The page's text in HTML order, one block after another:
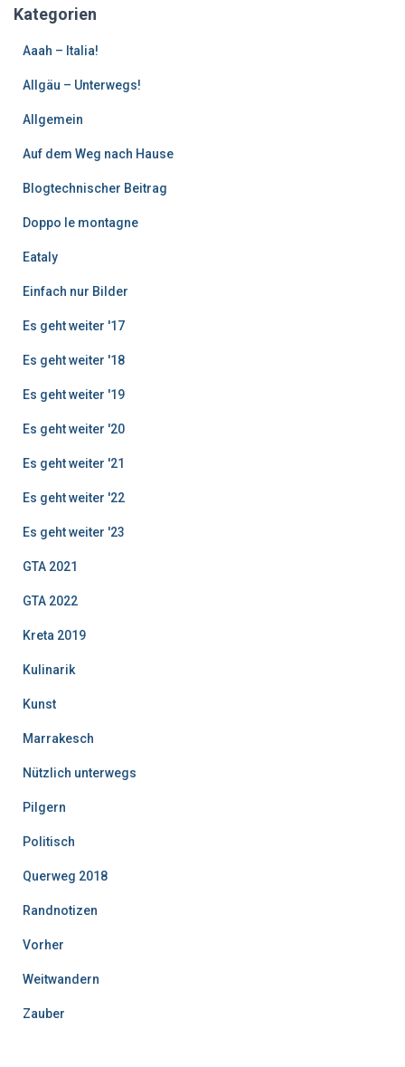
e
Kategorien
Aaah – Italia!
Allgäu – Unterwegs!
Allgemein
Auf dem Weg nach Hause
Blogtechnischer Beitrag
Doppo le montagne
Eataly
Einfach nur Bilder
Es geht weiter '17
Es geht weiter '18
Es geht weiter '19
Es geht weiter '20
Es geht weiter '21
Es geht weiter '22
Es geht weiter '23
GTA 2021
GTA 2022
Kreta 2019
Kulinarik
Kunst
Marrakesch
Nützlich unterwegs
Pilgern
Politisch
Querweg 2018
Randnotizen
Vorher
Weitwandern
Zauber